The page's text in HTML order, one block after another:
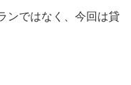
ンではなく、今回は貸